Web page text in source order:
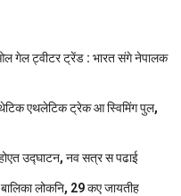
गेल ट्वीटर ट्रेंड : भारत संगे नेपालक
एथलेटिक ट्रेक आ स्विमिंग पुल,
उद्घाटन, नव सत्र स पढाई
लोकनि, 29 कए जायतीह